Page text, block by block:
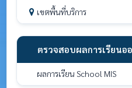
เขตพื้นที่บริการ
ตรวจสอบผลการเรียนอ
ผลการเรียน School MIS